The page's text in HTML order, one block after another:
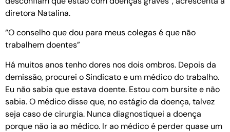
diretora Natalina.
“O conselho que dou para meus colegas é que não
trabalhem doentes”
Há muitos anos tenho dores nos dois ombros. Depois da
demissão, procurei o Sindicato e um médico do trabalho.
Eu não sabia que estava doente. Estou com bursite e não
sabia. O médico disse que, no estágio da doença, talvez
seja caso de cirurgia. Nunca diagnostiquei a doença
porque não ia ao médico. Ir ao médico é perder quase um